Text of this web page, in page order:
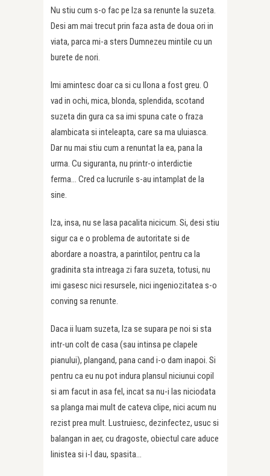
Nu stiu cum s-o fac pe Iza sa renunte la suzeta.
Desi am mai trecut prin faza asta de doua ori in
viata, parca mi-a sters Dumnezeu mintile cu un
burete de nori.
Imi amintesc doar ca si cu Ilona a fost greu. O
vad in ochi, mica, blonda, splendida, scotand
suzeta din gura ca sa imi spuna cate o fraza
alambicata si inteleapta, care sa ma uluiasca.
Dar nu mai stiu cum a renuntat la ea, pana la
urma. Cu siguranta, nu printr-o interdictie
ferma… Cred ca lucrurile s-au intamplat de la
sine.
Iza, insa, nu se lasa pacalita nicicum. Si, desi stiu
sigur ca e o problema de autoritate si de
abordare a noastra, a parintilor, pentru ca la
gradinita sta intreaga zi fara suzeta, totusi, nu
imi gasesc nici resursele, nici ingeniozitatea s-o
conving sa renunte.
Daca ii luam suzeta, Iza se supara pe noi si sta
intr-un colt de casa (sau intinsa pe clapele
pianului), plangand, pana cand i-o dam inapoi. Si
pentru ca eu nu pot indura plansul niciunui copil
si am facut in asa fel, incat sa nu-i las niciodata
sa planga mai mult de cateva clipe, nici acum nu
rezist prea mult. Lustruiesc, dezinfectez, usuc si
balangan in aer, cu dragoste, obiectul care aduce
linistea si i-l dau, spasita…